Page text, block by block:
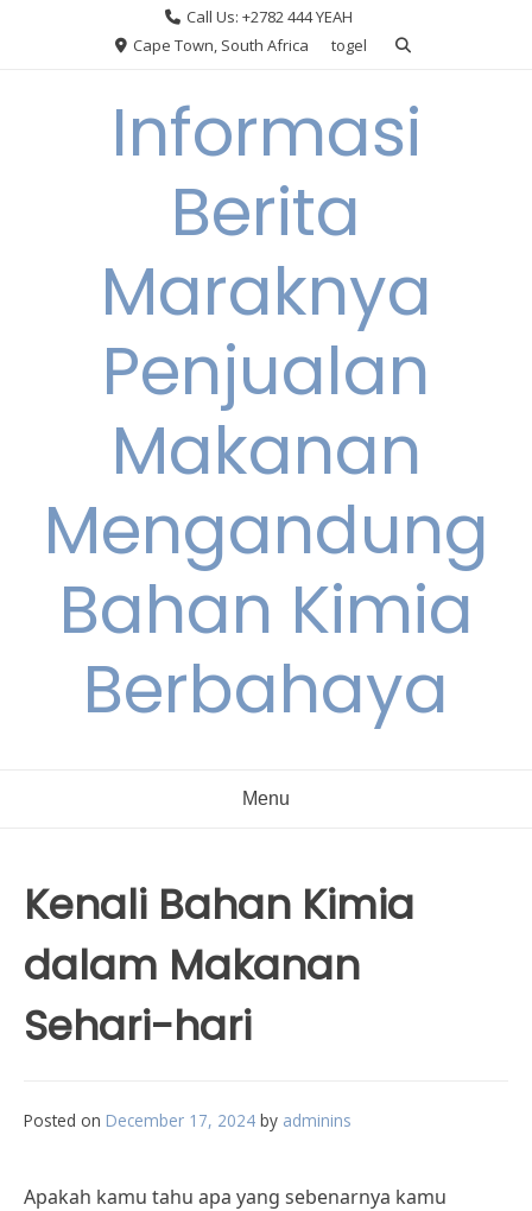
Call Us: +2782 444 YEAH
Cape Town, South Africa
togel
Informasi
Berita
Maraknya
Penjualan
Makanan
Mengandung
Bahan Kimia
Berbahaya
Menu
Kenali Bahan Kimia
dalam Makanan
Sehari-hari
Posted on December 17, 2024 by adminins
Apakah kamu tahu apa yang sebenarnya kamu